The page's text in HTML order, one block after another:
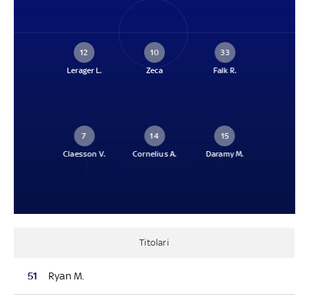
12
Lerager L.
10
Zeca
33
Falk R.
7
Claesson V.
14
Cornelius A.
15
Daramy M.
Titolari
51 Ryan M.